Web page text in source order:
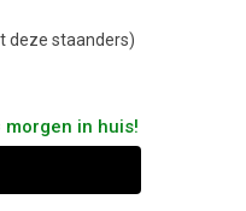
deze staanders)
in huis!